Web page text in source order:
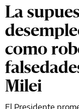
La
como
Milei
El Presidente